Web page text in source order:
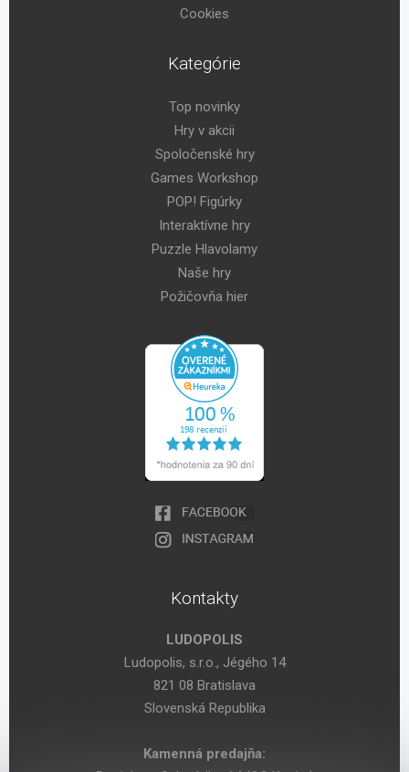
Cookies
Kategórie
Top novinky
Hry v akcii
Spoločenské hry
Games Workshop
POP! Figúrky
Interaktívne hry
Puzzle Hlavolamy
Naše hry
Požičovňa hier
Kontakty
LUDOPOLIS
Ludopolis, s.r.o., Jégého 14
821 08 Bratislava
Slovenská Republika
Kamenná predajňa: